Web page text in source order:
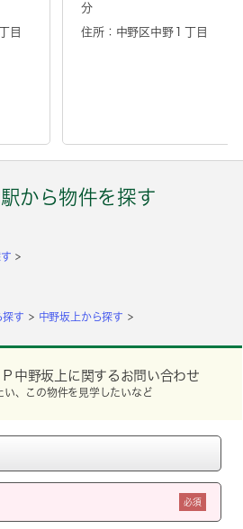
目
分
住所：中野区中野１丁目
から物件を探す
探す 中野坂上から探す
中野坂上に関するお問い合わせ
い、この物件を見学したいなど
必須